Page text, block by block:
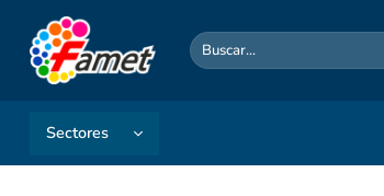
contenido
Buscar
por:
Sectores